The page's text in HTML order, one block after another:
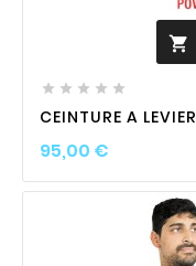

    
CEINTURE A LEVIER
95,00 €Prix